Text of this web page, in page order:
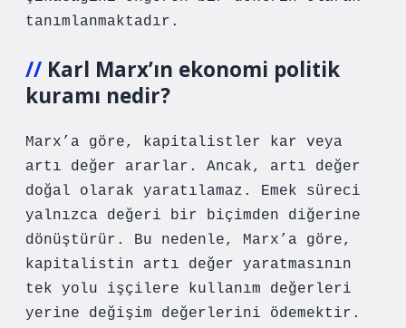
tanımlanmaktadır.
Karl Marx’ın ekonomi politik
kuramı nedir?
Marx’a göre, kapitalistler kar veya
artı değer ararlar. Ancak, artı değer
doğal olarak yaratılamaz. Emek süreci
yalnızca değeri bir biçimden diğerine
dönüştürür. Bu nedenle, Marx’a göre,
kapitalistin artı değer yaratmasının
tek yolu işçilere kullanım değerleri
yerine değişim değerlerini ödemektir.